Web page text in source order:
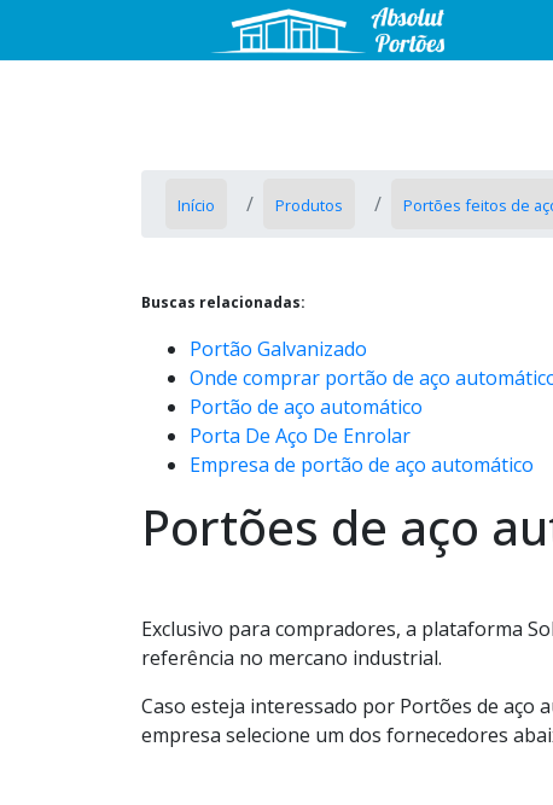
Início Produtos Portões feitos de
Buscas relacionadas:
Portão Galvanizado
Onde comprar portão de aço
Portão de aço automático
Porta De Aço De Enrolar
Empresa de portão de aço automático
Portões de aço
Exclusivo para compradores, a plataforma
referência no mercano industrial.
Caso esteja interessado por Portões de aço
empresa selecione um dos fornecedores